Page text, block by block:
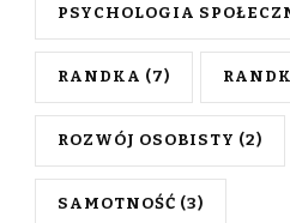
PSYCHOLOGIA
RANDKA (7)
ROZWÓJ OSOBISTY (2)
SAMOTNOŚĆ (3)